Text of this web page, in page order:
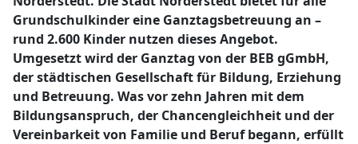
Grundschulkinder eine Ganztagsbetreuung an –
rund 2.600 Kinder nutzen dieses Angebot.
Umgesetzt wird der Ganztag von der BEB gGmbH,
der städtischen Gesellschaft für Bildung, Erziehung
und Betreuung. Was vor zehn Jahren mit dem
Bildungsanspruch, der Chancengleichheit und der
Vereinbarkeit von Familie und Beruf begann, erfüllt